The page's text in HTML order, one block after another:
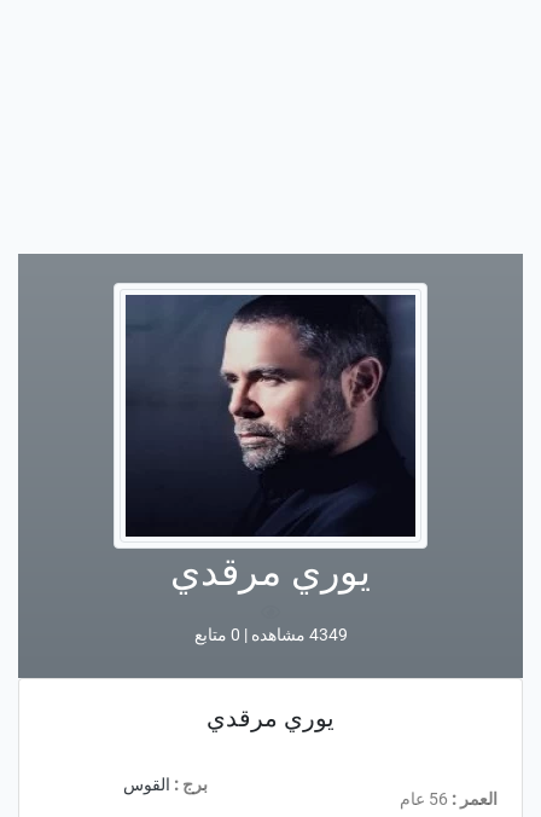
يوري مرقدي
4349 مشاهده | 0 متابع
يوري مرقدي
العمر :
برج : القوس